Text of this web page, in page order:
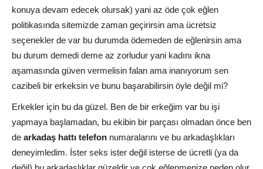
konuya devam edecek olursak) yani az öde çok eğlen
politikasında sitemizde zaman geçirirsin ama ücretsiz
seçenekler de var bu durumda ödemeden de eğlenirsin ama
bu durum demedi deme az zorludur yani kadını ikna
aşamasında güven vermelisin falan ama inanıyorum sen
cazibeli bir erkeksin ve bunu başarabilirsin öyle değil mi?
Erkekler için bu da güzel. Ben de bir erkeğim var bu işi
yapmaya başlamadan, bu ekibin bir parçası olmadan önce ben
de arkadaş hattı telefon numaralarını ve bu arkadaşlıkları
deneyimledim. İster seks ister değil isterse de ücretli (ya da